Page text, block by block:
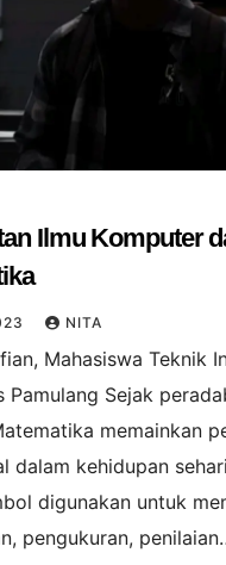
Ilmu Komputer
NITA
Mahasiswa Teknik
Pamulang Sejak
memainkan
dalam kehidupan
digunakan untuk
pengukuran,